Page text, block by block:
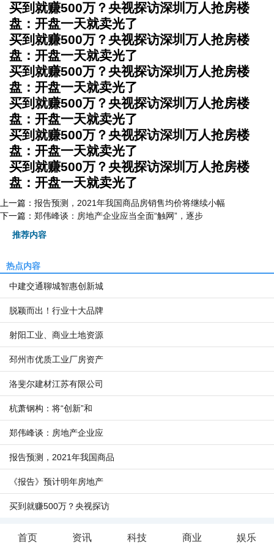
买到就赚500万？央视探访深圳万人抢房楼
盘：开盘一天就卖光了
买到就赚500万？央视探访深圳万人抢房楼
盘：开盘一天就卖光了
买到就赚500万？央视探访深圳万人抢房楼
盘：开盘一天就卖光了
买到就赚500万？央视探访深圳万人抢房楼
盘：开盘一天就卖光了
买到就赚500万？央视探访深圳万人抢房楼
盘：开盘一天就卖光了
买到就赚500万？央视探访深圳万人抢房楼
盘：开盘一天就卖光了
上一篇： 报告预测，2021年我国商品房销售均价将继续小幅
下一篇： 郑伟峰谈：房地产企业应当全面“触网”，逐步
推荐内容
热点内容
中建交通聊城智惠创新城
脱颖而出！行业十大品牌
射阳工业、商业土地资源
邳州市优质工业厂房资产
洛斐尔建材江苏有限公司
杭萧钢构：将“创新”和
郑伟峰谈：房地产企业应
报告预测，2021年我国商品
《报告》预计明年房地产
买到就赚500万？央视探访
首页 资讯 科技 商业 娱乐